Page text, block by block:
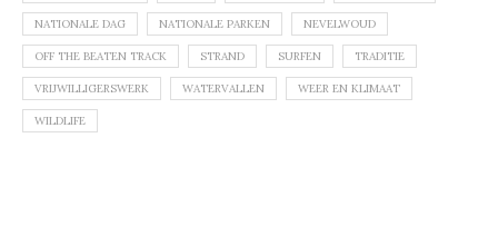
NATIONALE DAG NATIONALE PARKEN NEVELWOUD
OFF THE BEATEN TRACK STRAND SURFEN TRADITIE
VRIJWILLIGERSWERK WATERVALLEN WEER EN KLIMAAT
WILDLIFE